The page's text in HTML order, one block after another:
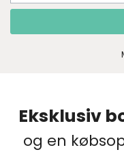
Eksklusiv
og en